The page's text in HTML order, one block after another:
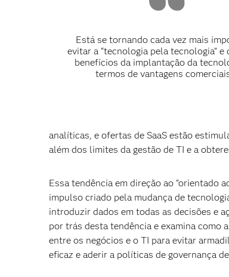
Está se tornando cada vez mais
evitar a “tecnologia pela tecnologia” e
benefícios da implantação da
termos de vantagens
analíticas, e ofertas de SaaS estão
além dos limites da gestão de TI e a
Essa tendência em direção ao “orientado
impulso criado pela mudança de
introduzir dados em todas as decisões e
por trás desta tendência e examina como
entre os negócios e o TI para evitar
eficaz e aderir a políticas de governança